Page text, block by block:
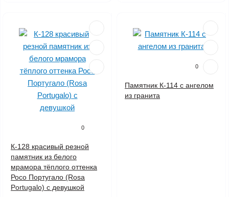
0
К-128 красивый резной
памятник из белого
мрамора тёплого оттенка
Росо Португало (Rosa
Portugalo) с девушкой
0
Памятник К-114 с ангелом
из гранита